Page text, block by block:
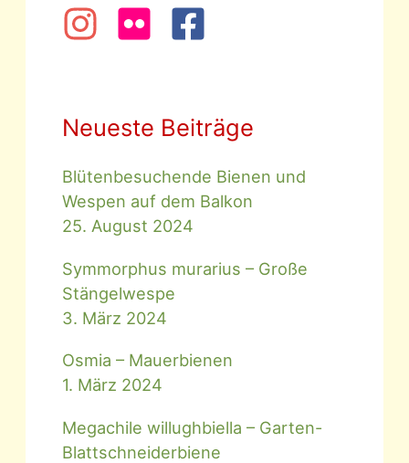
Neueste Beiträge
Blütenbesuchende Bienen und
Wespen auf dem Balkon
25. August 2024
Symmorphus murarius – Große
Stängelwespe
3. März 2024
Osmia – Mauerbienen
1. März 2024
Megachile willughbiella – Garten-
Blattschneiderbiene